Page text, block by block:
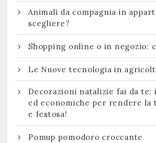
Animali da compagnia in
scegliere?
Shopping online o in negozio:
Le Nuove tecnologia in
Decorazioni natalizie fai da te:
ed economiche per rendere la
e festosa!
Pomup pomodoro croccante